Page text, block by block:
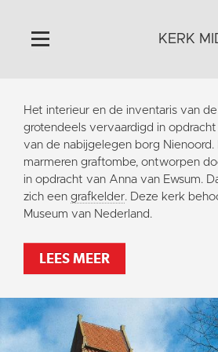
Home
Algemeen
Historie
Omgeving
Het Grootste Museum
Steun ons
Vaktaal
KERK
Het interieur en de inventaris van
grotendeels vervaardigd in
van de nabijgelegen borg
marmeren graftombe, ontworpen
in opdracht van Anna van Ewsum.
zich een grafkelder. Deze kerk
Museum van Nederland.
LEES MEER